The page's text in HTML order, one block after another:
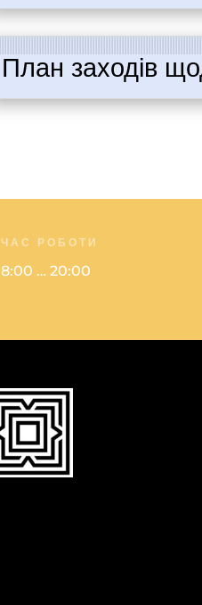
План заходів
ЧАС РОБОТИ
8:00 … 20:00